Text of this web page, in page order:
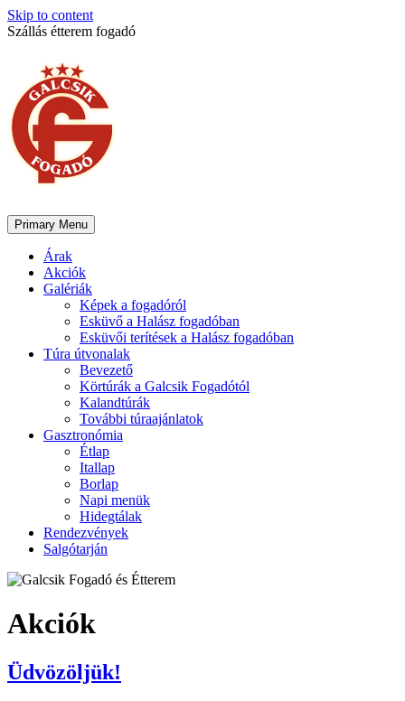
Skip to content
Szállás étterem fogadó
Primary Menu
Árak
Akciók
Galériák
Képek a fogadóról
Esküvő a Halász fogadóban
Esküvői terítések a Halász fogadóban
Túra útvonalak
Bevezető
Körtúrák a Galcsik Fogadótól
Kalandtúrák
További túraajánlatok
Gasztronómia
Étlap
Itallap
Borlap
Napi menük
Hidegtálak
Rendezvények
Salgótarján
Akciók
Üdvözöljük!